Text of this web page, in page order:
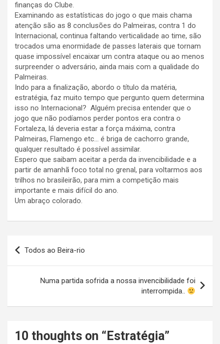
finanças do Clube.
Examinando as estatísticas do jogo o que mais chama
atenção são as 8 conclusões do Palmeiras, contra 1 do
Internacional, continua faltando verticalidade ao time, são
trocados uma enormidade de passes laterais que tornam
quase impossível encaixar um contra ataque ou ao menos
surpreender o adversário, ainda mais com a qualidade do
Palmeiras.
Indo para a finalização, abordo o título da matéria,
estratégia, faz muito tempo que pergunto quem determina
isso no Internacional? Alguém precisa entender que o
jogo que não podíamos perder pontos era contra o
Fortaleza, lá deveria estar a força máxima, contra
Palmeiras, Flamengo etc… é briga de cachorro grande,
qualquer resultado é possível assimilar.
Espero que saibam aceitar a perda da invencibilidade e a
partir de amanhã foco total no grenal, para voltarmos aos
trilhos no brasileirão, para mim a competição mais
importante e mais difícil do ano.
Um abraço colorado.
Navegação
de
Todos ao Beira-rio
Numa partida sofrida a nossa invencibilidade foi
interrompida..
10 thoughts on “ Estratégia”